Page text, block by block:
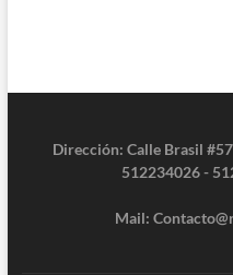
Dirección: Calle Brasil
512234026 -
Mail: